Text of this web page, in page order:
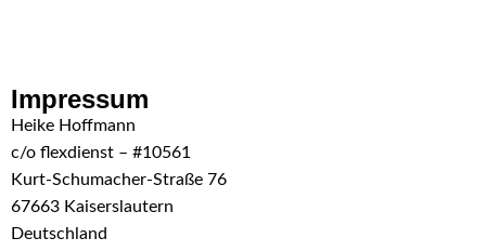
Impressum
Heike Hoffmann
c/o flexdienst – #10561
Kurt-Schumacher-Straße 76
67663 Kaiserslautern
Deutschland